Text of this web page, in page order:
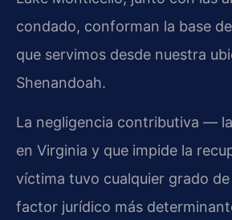
condado, conforman la base
que servimos desde nuestra
Shenandoah.
La negligencia contributiva —
en Virginia y que impide la
víctima tuvo cualquier grado
factor jurídico más